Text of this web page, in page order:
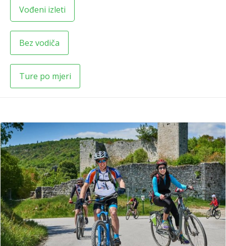
Vođeni izleti
Bez vodiča
Ture po mjeri